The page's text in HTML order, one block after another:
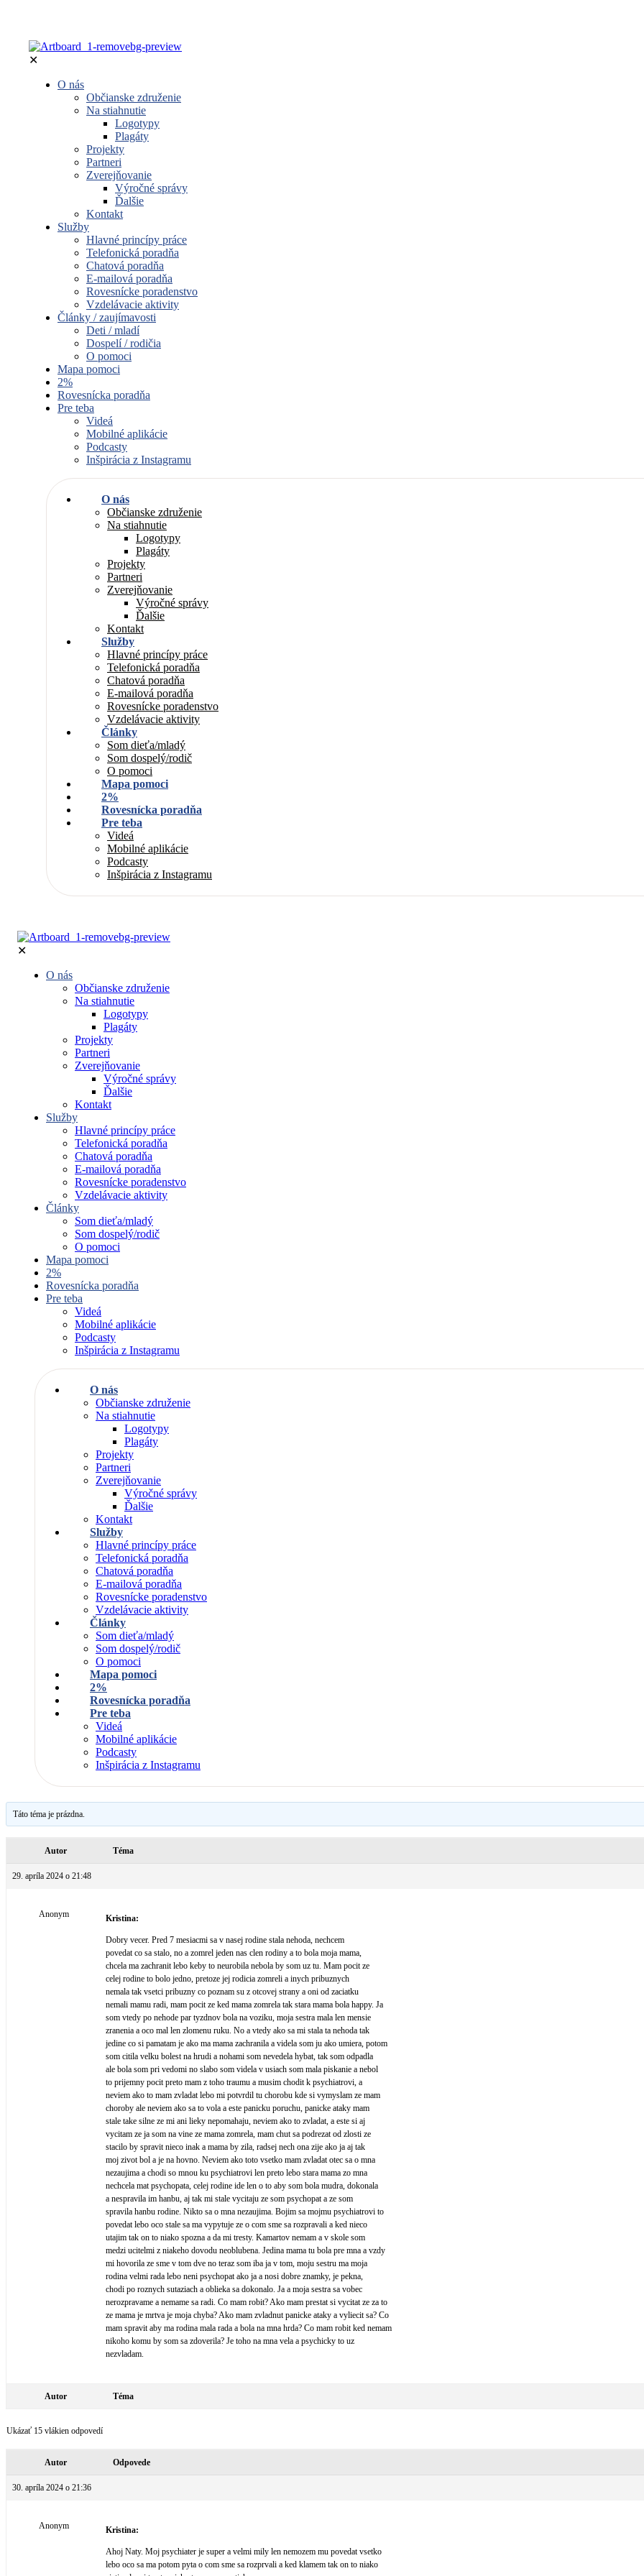
✕
O nás
Občianske združenie
Na stiahnutie
Logotypy
Plagáty
Projekty
Partneri
Zverejňovanie
Výročné správy
Ďalšie
Kontakt
Služby
Hlavné princípy práce
Telefonická poradňa
Chatová poradňa
E-mailová poradňa
Rovesnícke poradenstvo
Vzdelávacie aktivity
Články / zaujímavosti
Deti / mladí
Dospelí / rodičia
O pomoci
Mapa pomoci
2%
Rovesnícka poradňa
Pre teba
Videá
Mobilné aplikácie
Podcasty
Inšpirácia z Instagramu
O nás
Občianske združenie
Na stiahnutie
Logotypy
Plagáty
Projekty
Partneri
Zverejňovanie
Výročné správy
Ďalšie
Kontakt
Služby
Hlavné princípy práce
Telefonická poradňa
Chatová poradňa
E-mailová poradňa
Rovesnícke poradenstvo
Vzdelávacie aktivity
Články
Som dieťa/mladý
Som dospelý/rodič
O pomoci
Mapa pomoci
2%
Rovesnícka poradňa
Pre teba
Videá
Mobilné aplikácie
Podcasty
Inšpirácia z Instagramu
✕
O nás
Občianske združenie
Na stiahnutie
Logotypy
Plagáty
Projekty
Partneri
Zverejňovanie
Výročné správy
Ďalšie
Kontakt
Služby
Hlavné princípy práce
Telefonická poradňa
Chatová poradňa
E-mailová poradňa
Rovesnícke poradenstvo
Vzdelávacie aktivity
Články
Som dieťa/mladý
Som dospelý/rodič
O pomoci
Mapa pomoci
2%
Rovesnícka poradňa
Pre teba
Videá
Mobilné aplikácie
Podcasty
Inšpirácia z Instagramu
O nás
Občianske združenie
Na stiahnutie
Logotypy
Plagáty
Projekty
Partneri
Zverejňovanie
Výročné správy
Ďalšie
Kontakt
Služby
Hlavné princípy práce
Telefonická poradňa
Chatová poradňa
E-mailová poradňa
Rovesnícke poradenstvo
Vzdelávacie aktivity
Články
Som dieťa/mladý
Som dospelý/rodič
O pomoci
Mapa pomoci
2%
Rovesnícka poradňa
Pre teba
Videá
Mobilné aplikácie
Podcasty
Inšpirácia z Instagramu
Táto téma je prázdna.
Autor Téma
29. apríla 2024 o 21:48
Anonym Kristina:
Dobry vecer. Pred 7 mesiacmi sa v nasej rodine stala nehoda, nechcem
povedat co sa stalo, no a zomrel jeden nas clen rodiny a to bola moja mama,
chcela ma zachranit lebo keby to neurobila nebola by som uz tu. Mam pocit ze
celej rodine to bolo jedno, pretoze jej rodicia zomreli a inych pribuznych
nemala tak vsetci pribuzny co poznam su z otcovej strany a oni od zaciatku
nemali mamu radi, mam pocit ze ked mama zomrela tak stara mama bola happy. Ja
som vtedy po nehode par tyzdnov bola na voziku, moja sestra mala len mensie
zranenia a oco mal len zlomenu ruku. No a vtedy ako sa mi stala ta nehoda tak
jedine co si pamatam je ako ma mama zachranila a videla som ju ako umiera, potom
som citila velku bolest na hrudi a nohami som nevedela hybat, tak som odpadla
ale bola som pri vedomi no slabo som videla v usiach som mala piskanie a nebol
to prijemny pocit preto mam z toho traumu a musim chodit k psychiatrovi, a
neviem ako to mam zvladat lebo mi potvrdil tu chorobu kde si vymyslam ze mam
choroby ale neviem ako sa to vola a este panicku poruchu, panicke ataky mam
stale take silne ze mi ani lieky nepomahaju, neviem ako to zvladat, a este si aj
vycitam ze ja som na vine ze mama zomrela, mam chut sa podrezat od zlosti ze
stacilo by spravit nieco inak a mama by zila, radsej nech ona zije ako ja aj tak
moj zivot bol a je na hovno. Neviem ako toto vsetko mam zvladat otec sa o mna
nezaujima a chodi so mnou ku psychiatrovi len preto lebo stara mama zo mna
nechcela mat psychopata, celej rodine ide len o to aby som bola mudra, dokonala
a nespravila im hanbu, aj tak mi stale vycitaju ze som psychopat a ze som
spravila hanbu rodine. Nikto sa o mna nezaujima. Bojim sa mojmu psychiatrovi to
povedat lebo oco stale sa ma vypytuje ze o com sme sa rozpravali a ked nieco
utajim tak on to niako spozna a da mi tresty. Kamartov nemam a v skole som
medzi ucitelmi z niakeho dovodu neoblubena. Jedina mama tu bola pre mna a vzdy
mi hovorila ze sme v tom dve no teraz som iba ja v tom, moju sestru ma moja
rodina velmi rada lebo neni psychopat ako ja a nosi dobre znamky, je pekna,
chodi po roznych sutaziach a oblieka sa dokonalo. Ja a moja sestra sa vobec
nerozpravame a nemame sa radi. Co mam robit? Ako mam prestat si vycitat ze za to
ze mama je mrtva je moja chyba? Ako mam zvladnut panicke ataky a vyliecit sa? Co
mam spravit aby ma rodina mala rada a bola na mna hrda? Co mam robit ked nemam
nikoho komu by som sa zdoverila? Je toho na mna vela a psychicky to uz
nezvladam.
Autor Téma
Ukázať 15 vlákien odpovedí
Autor Odpovede
30. apríla 2024 o 21:36
Anonym Kristina:
Ahoj Naty. Moj psychiater je super a velmi mily len nemozem mu povedat vsetko
lebo oco sa ma potom pyta o com sme sa rozprvali a ked klamem tak on to niako